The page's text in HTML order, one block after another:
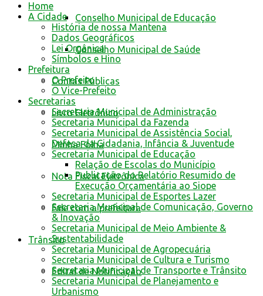
Conselho Municipal de Educação
Conselho Municipal de Saúde
Contas Públicas
Livro Eletrônico
Minha Folha
Nota Fiscal Eletrônica
Fale com a prefeitura
Trânsito
Edital de Notificação
Home
A Cidade
História de nossa Mantena
Dados Geográficos
Lei Orgânica
Símbolos e Hino
Prefeitura
O Prefeito
O Vice-Prefeito
Secretarias
Secretaria Municipal de Administração
Secretaria Municipal da Fazenda
Secretaria Municipal de Assistência Social,
Defesa da Cidadania, Infância & Juventude
Secretaria Municipal de Educação
Relação de Escolas do Município
Publicação do Relatório Resumido de
Execução Orçamentária ao Siope
Secretaria Municipal de Esportes Lazer
Secretaria Municipal de Comunicação, Governo
& Inovação
Secretaria Municipal de Meio Ambiente &
Sustentabilidade
Secretaria Municipal de Agropecuária
Secretaria Municipal de Cultura e Turismo
Secretaria Municipal de Transporte e Trânsito
Secretaria Municipal de Planejamento e
Urbanismo